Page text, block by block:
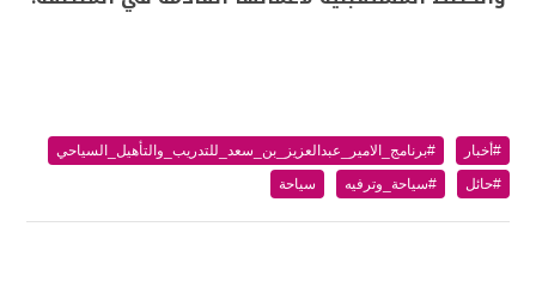
#أخبار
#برنامج_الامير_عبدالعزيز_بن_سعد_للتدريب_والتأهيل_السياحي
#حائل
#سياحة_وترفيه سياحة